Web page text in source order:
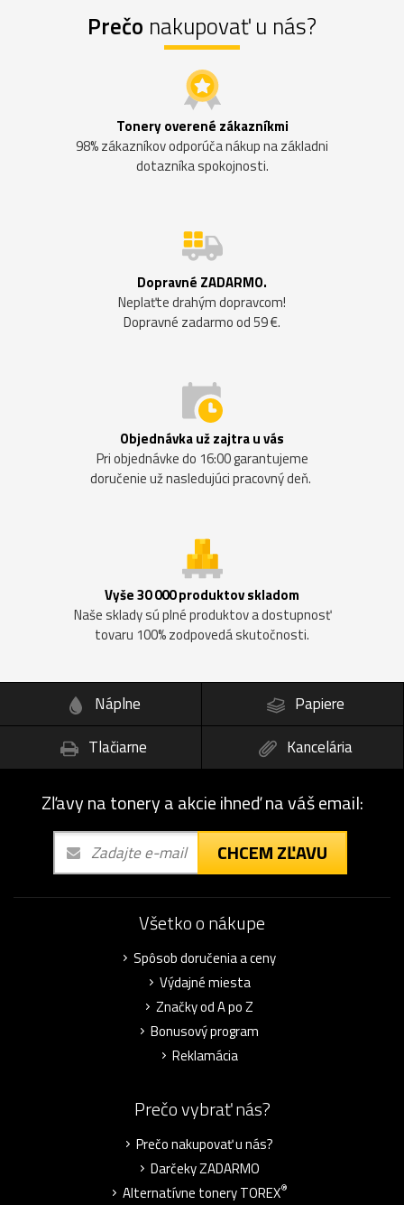
Prečo nakupovať u nás?
Tonery overené zákazníkmi
98% zákazníkov odporúča nákup na základni
dotazníka spokojnosti.
Dopravné ZADARMO.
Neplaťte drahým dopravcom!
Dopravné zadarmo od 59 €.
Objednávka už zajtra u vás
Pri objednávke do 16:00 garantujeme
doručenie už nasledujúci pracovný deň.
Vyše 30 000 produktov skladom
Naše sklady sú plné produktov a dostupnosť
tovaru 100% zodpovedá skutočnosti.
Náplne
Papiere
Tlačiarne
Kancelária
Zľavy na tonery a akcie ihneď na váš email:
CHCEM ZĽAVU
Všetko o nákupe
Spôsob doručenia a ceny
Výdajné miesta
Značky od A po Z
Bonusový program
Reklamácia
Prečo vybrať nás?
Prečo nakupovať u nás?
Darčeky ZADARMO
Alternatívne tonery TOREX®